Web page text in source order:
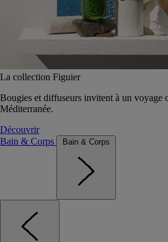
La collection Figuier
Bougies et diffuseurs invitent à un voyage
Méditerranée.
Découvrir
Bain & Corps
Bain & Corps